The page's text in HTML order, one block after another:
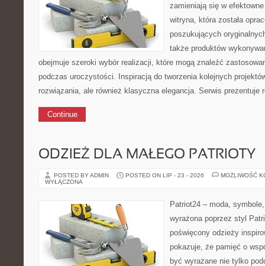
zamieniają się w
witryna, która została
poszukujących
także produktów
obejmuje szeroki wybór realizacji, które mogą znaleźć
podczas uroczystości. Inspiracją do tworzenia kolejnych
rozwiązania, ale również klasyczna elegancja. Serwis prezentuje
Continue
ODZIEŻ DLA MAŁEGO PATRIOTY
POSTED BY ADMIN POSTED ON LIP - 23 - 2026
MOŻLIWOŚĆ
WYŁĄCZONA
Patriot24 – moda,
wyrażona poprzez styl
poświęcony odzieży
pokazuje, że pamięć o
być wyrażane nie tylko